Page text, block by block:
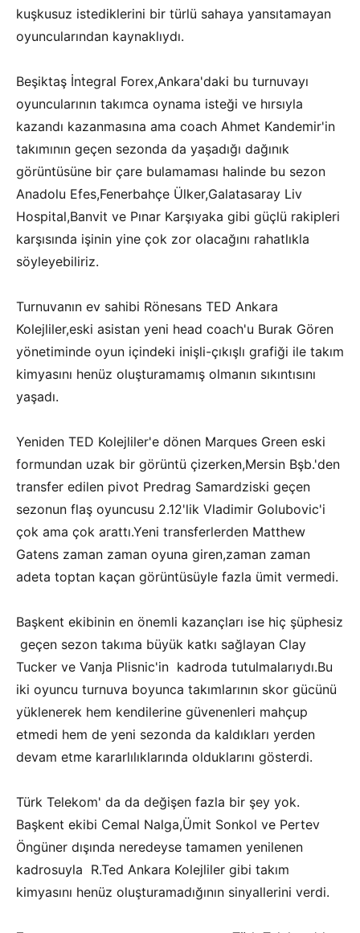
kuşkusuz istediklerini bir türlü sahaya yansıtamayan
oyuncularından kaynaklıydı.
Beşiktaş İntegral Forex,Ankara'daki bu turnuvayı
oyuncularının takımca oynama isteği ve hırsıyla
kazandı kazanmasına ama coach Ahmet Kandemir'in
takımının geçen sezonda da yaşadığı dağınık
görüntüsüne bir çare bulamaması halinde bu sezon
Anadolu Efes,Fenerbahçe Ülker,Galatasaray Liv
Hospital,Banvit ve Pınar Karşıyaka gibi güçlü rakipleri
karşısında işinin yine çok zor olacağını rahatlıkla
söyleyebiliriz.
Turnuvanın ev sahibi Rönesans TED Ankara
Kolejliler,eski asistan yeni head coach'u Burak Gören
yönetiminde oyun içindeki inişli-çıkışlı grafiği ile takım
kimyasını henüz oluşturamamış olmanın sıkıntısını
yaşadı.
Yeniden TED Kolejliler'e dönen Marques Green eski
formundan uzak bir görüntü çizerken,Mersin Bşb.'den
transfer edilen pivot Predrag Samardziski geçen
sezonun flaş oyuncusu 2.12'lik Vladimir Golubovic'i
çok ama çok arattı.Yeni transferlerden Matthew
Gatens zaman zaman oyuna giren,zaman zaman
adeta toptan kaçan görüntüsüyle fazla ümit vermedi.
Başkent ekibinin en önemli kazançları ise hiç şüphesiz
geçen sezon takıma büyük katkı sağlayan Clay
Tucker ve Vanja Plisnic'in kadroda tutulmalarıydı.Bu
iki oyuncu turnuva boyunca takımlarının skor gücünü
yüklenerek hem kendilerine güvenenleri mahçup
etmedi hem de yeni sezonda da kaldıkları yerden
devam etme kararlılıklarında olduklarını gösterdi.
Türk Telekom' da da değişen fazla bir şey yok.
Başkent ekibi Cemal Nalga,Ümit Sonkol ve Pertev
Öngüner dışında neredeyse tamamen yenilenen
kadrosuyla R.Ted Ankara Kolejliler gibi takım
kimyasını henüz oluşturamadığının sinyallerini verdi.